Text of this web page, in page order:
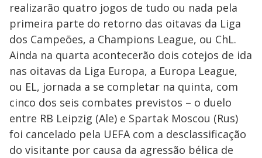
realizarão quatro jogos de tudo ou nada pela
primeira parte do retorno das oitavas da Liga
dos Campeões, a Champions League, ou ChL.
Ainda na quarta acontecerão dois cotejos de ida
nas oitavas da Liga Europa, a Europa League,
ou EL, jornada a se completar na quinta, com
cinco dos seis combates previstos – o duelo
entre RB Leipzig (Ale) e Spartak Moscou (Rus)
foi cancelado pela UEFA com a desclassificação
do visitante por causa da agressão bélica de